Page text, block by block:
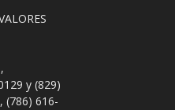
,
y (829)
(786) 616-